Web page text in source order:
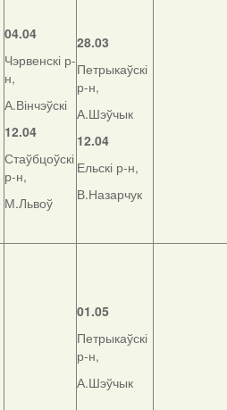
04.04
Чэрвенскі р-
н,
А.Вінчэўскі
12.04
Стаўбцоўскі
р-н,
М.Львоў
28.03
Петрыкаўскі
р-н,
А.Шэўчык
12.04
Ельскі р-н,
В.Назарчук
01.05
Петрыкаўскі
р-н,
А.Шэўчык